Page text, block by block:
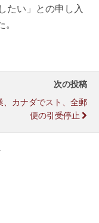
たい」との申し入
次の投稿
、カナダでスト、全郵
便の引受停止